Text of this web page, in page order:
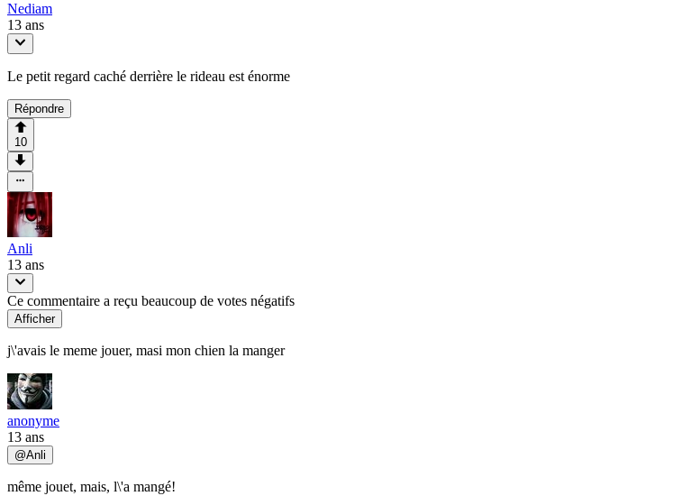
Nediam
13 ans
Le petit regard caché derrière le rideau est énorme
Répondre
10
Anli
13 ans
Ce commentaire a reçu beaucoup de votes négatifs
Afficher
j\'avais le meme jouer, masi mon chien la manger
anonyme
13 ans
@Anli
même jouet, mais, l\'a mangé!